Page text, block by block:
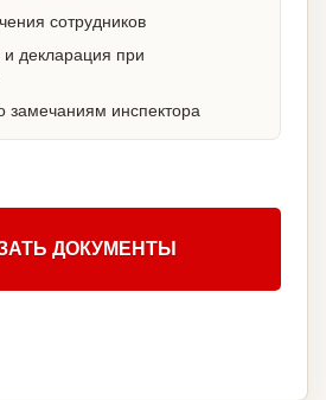
сотрудников
и декларация при
замечаниям инспектора
ДОКУМЕНТЫ